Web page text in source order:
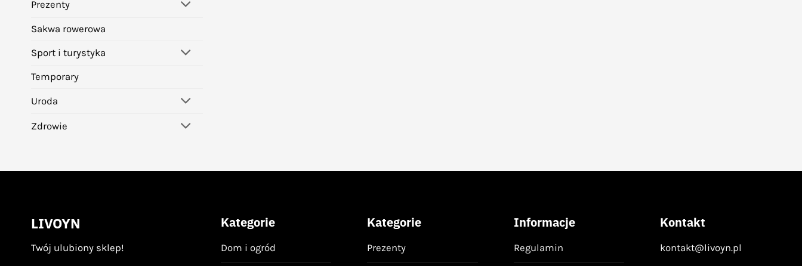
Prezenty
Sakwa rowerowa
Sport i turystyka
Temporary
Uroda
Zdrowie
LIVOYN
Twój ulubiony sklep!
Kategorie
Dom i ogród
Kategorie
Prezenty
Informacje
Regulamin
Kontakt
kontakt@livoyn.pl